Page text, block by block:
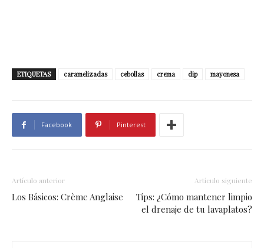
ETIQUETAS caramelizadas cebollas crema dip mayonesa
Facebook Pinterest
Artículo anterior
Los Básicos: Crème Anglaise
Artículo siguiente
Tips: ¿Cómo mantener limpio
el drenaje de tu lavaplatos?